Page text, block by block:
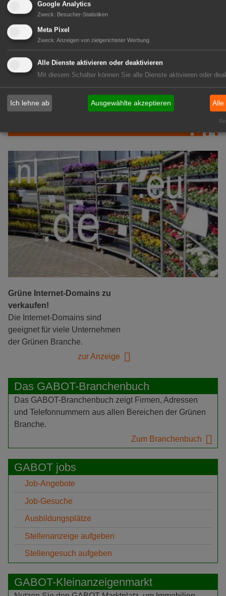
GABOT Immobilienangebote
1A-Lage, ihre Chance in der
Repräsentative Immobilie für
IHREN Betrieb!
zur Anzeige
Grüne Internet-Domains zu
verkaufen!
Die Internet-Domains sind
geeignet für viele Unternehmen
der Grünen Branche.
zur Anzeige
Das GABOT-Branchenbuch
Das GABOT-Branchenbuch zeigt Firmen, Adressen
und Telefonnummern aus allen Bereichen der Grünen
Branche.
Zum Branchenbuch
GABOT jobs
Job-Angebote
Job-Gesuche
Ausbildungsplätze
Stellenanzeige aufgeben
Stellengesuch aufgeben
GABOT-Kleinanzeigenmarkt
Google Analytics
Zweck: Besucher-Statistiken
Meta Pixel
Zweck: Anzeigen von zielgerichteter Werbung
Alle Dienste aktivieren oder deaktivieren
Mit diesem Schalter können Sie alle Dienste aktivieren oder
Ich lehne ab Ausgewählte akzeptieren Alle